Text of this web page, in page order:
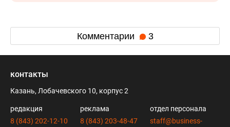
Комментарии 3
контакты
Казань, Лобачевского 10, корпус 2
редакция
8 (843) 202-12-10
реклама
8 (843) 203-48-47
отдел персонала
staff@business-